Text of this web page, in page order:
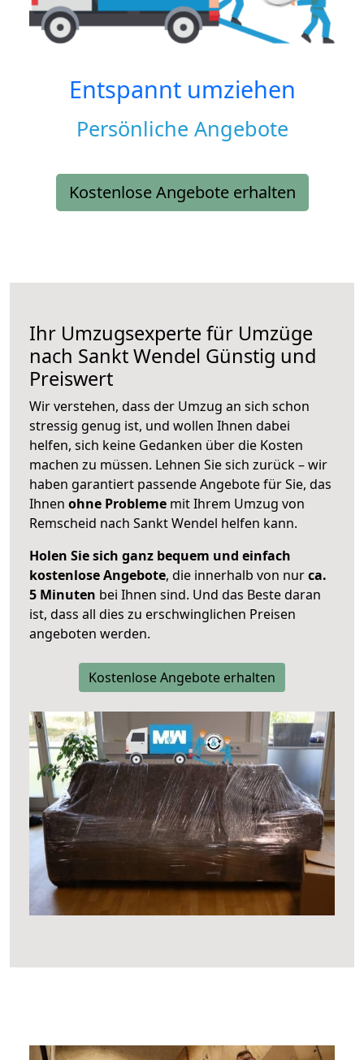
Entspannt umziehen
Persönliche Angebote
Kostenlose Angebote erhalten
Ihr Umzugsexperte für Umzüge
nach Sankt Wendel Günstig und
Preiswert
Wir verstehen, dass der Umzug an sich schon
stressig genug ist, und wollen Ihnen dabei
helfen, sich keine Gedanken über die Kosten
machen zu müssen. Lehnen Sie sich zurück – wir
haben garantiert passende Angebote für Sie, das
Ihnen ohne Probleme mit Ihrem Umzug von
Remscheid nach Sankt Wendel helfen kann.
Holen Sie sich ganz bequem und einfach
kostenlose Angebote, die innerhalb von nurca.
5 Minuten bei Ihnen sind. Und das Beste daran
ist, dass all dies zu erschwinglichen Preisen
angeboten werden.
Kostenlose Angebote erhalten